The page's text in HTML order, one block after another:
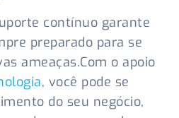
contínuo garante
preparado para se
ameaças.Com o apoio
, você pode se
do seu negócio,